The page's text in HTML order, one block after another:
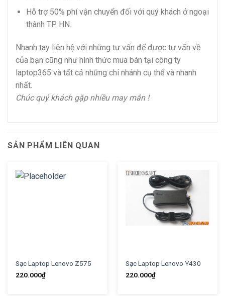
Hỗ trợ 50% phí vận chuyển đối với quý khách ở ngoại
thành TP HN.
Nhanh tay liên hệ với những tư vấn để được tư vấn về
của bạn cũng như hình thức mua bán tại công ty
laptop365 và tất cả những chi nhánh cụ thể và nhanh
nhất.
Chúc quý khách gặp nhiều may mắn !
SẢN PHẨM LIÊN QUAN
Sạc Laptop Lenovo Z575
220.000₫
Sạc Laptop Lenovo Y430
220.000₫